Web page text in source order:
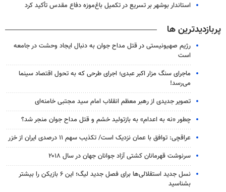
استاندار بوشهر بر تسریع در تکمیل باغ‌موزه دفاع مقدس تأکید کرد
پربازدیدترین ها
رژیم صهیونیستی در قتل مداح جوان به دنبال ایجاد وحشت در جامعه
است
ماجرای سنگ مزار اکبر عبدی؛ اجرای طرحی که به تحول اقتصاد سینما
می‌رسد!
تصویر جدیدی از رهبر معظم انقلاب امام سید مجتبی خامنه‌ای
چطور «نه به اعدام» به بازتولید خشم و قتل مداح جوان منجر شد؟
عراقچی: توافق با عمان نزدیک است/ تکذیب سهم ۱۱ درصدی ایران از خزر
سرنوشت قهرمانان کشتی آزاد جوانان جهان در سال ۲۰۱۸
نسل جدید استقلالی‌ها برای فصل جدید لیگ؛ این ۶ بازیکن را بیشتر
بشناسید